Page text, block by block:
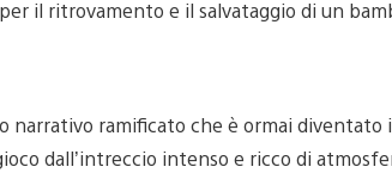
il ritrovamento e il salvataggio di un
narrativo ramificato che è ormai
dall’intreccio intenso e ricco di